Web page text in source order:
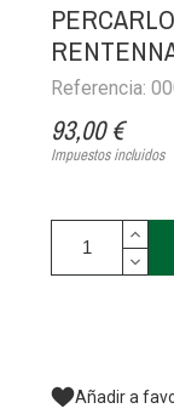
Referencia:
93,00 €
Impuestos incluidos
Añadir a